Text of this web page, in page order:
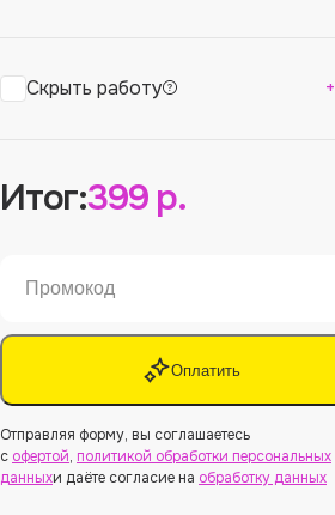
Скрыть работу +
Итог:399р.
Оплатить
Отправляя форму, вы соглашаетесь
с офертой, политикой обработки персональных
данныхи даёте согласие на обработку данных